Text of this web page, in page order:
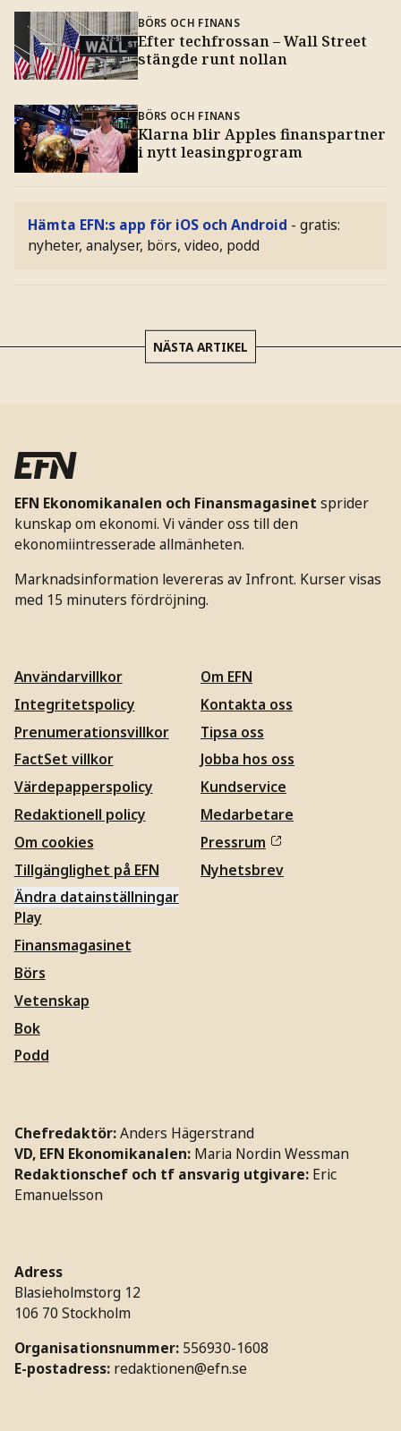
BÖRS OCH FINANS
Efter techfrossan – Wall Street
stängde runt nollan
BÖRS OCH FINANS
Klarna blir Apples finanspartner
i nytt leasingprogram
Hämta EFN:s app för iOS och Android - gratis:
nyheter, analyser, börs, video, podd
NÄSTA ARTIKEL
EFN Ekonomikanalen och Finansmagasinet sprider
kunskap om ekonomi. Vi vänder oss till den
ekonomiintresserade allmänheten.
Marknadsinformation levereras av Infront. Kurser visas
med 15 minuters fördröjning.
Användarvillkor
Integritetspolicy
Prenumerationsvillkor
FactSet villkor
Värdepapperspolicy
Redaktionell policy
Om cookies
Tillgänglighet på EFN
Ändra datainställningar
Om EFN
Kontakta oss
Tipsa oss
Jobba hos oss
Kundservice
Medarbetare
Pressrum
Nyhetsbrev
Play
Finansmagasinet
Börs
Vetenskap
Bok
Podd
Chefredaktör:Anders Hägerstrand
VD, EFN Ekonomikanalen: Maria Nordin Wessman
Redaktionschef och tf ansvarig utgivare: Eric
Emanuelsson
Adress
Blasieholmstorg 12
106 70 Stockholm
Organisationsnummer: 556930-1608
E-postadress: redaktionen@efn.se